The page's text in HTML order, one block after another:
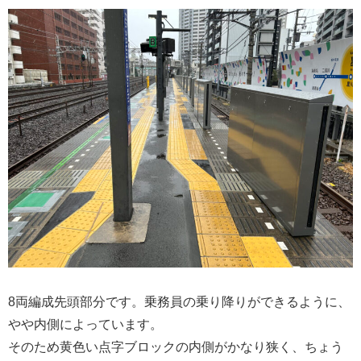
8両編成先頭部分です。乗務員の乗り降りができるように、
やや内側によっています。
そのため黄色い点字ブロックの内側がかなり狭く、ちょう